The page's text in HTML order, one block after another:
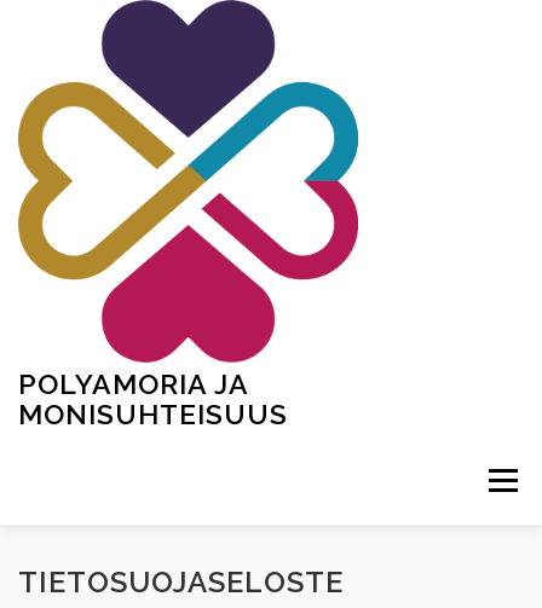
POLYAMORIA JA
MONISUHTEISUUS
Valikko
TERVETULOA TIETOA APUA VERTAISTOIMINTA
TIETOSUOJASELOSTE